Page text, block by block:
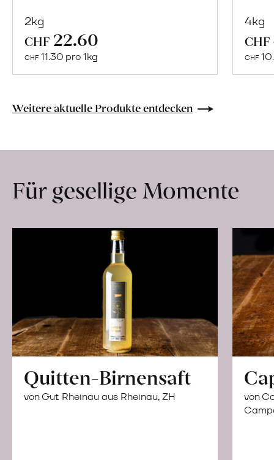
2kg
CHF 22.60
CHF 11.30 pro 1kg
Naturbelassene
Lebensmittel
Hof
erfahren
4kg
CHF
CHF
Weitere aktuelle Produkte entdecken
Für gesellige Momente
Quitten-Birnensaft
von Gut Rheinau aus Rheinau, ZH
von